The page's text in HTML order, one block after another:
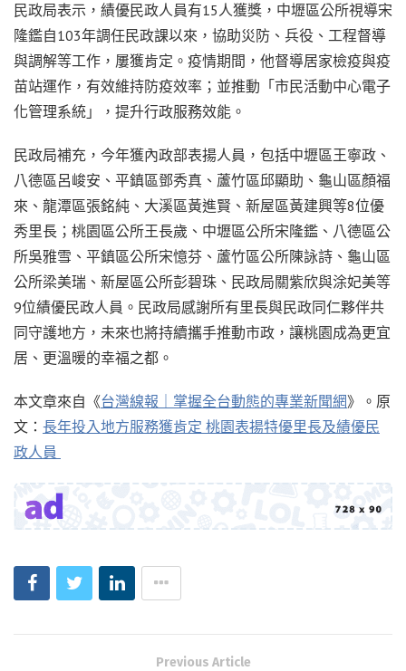
民政局表示，績優民政人員有15人獲獎，中壢區公所視導宋
隆鑑自103年調任民政課以來，協助災防、兵役、工程督導
與調解等工作，屢獲肯定。疫情期間，他督導居家檢疫與疫
苗站運作，有效維持防疫效率；並推動「市民活動中心電子
化管理系統」，提升行政服務效能。
民政局補充，今年獲內政部表揚人員，包括中壢區王寧政、
八德區呂峻安、平鎮區鄧秀真、蘆竹區邱顯助、龜山區顏福
來、龍潭區張銘純、大溪區黃進賢、新屋區黃建興等8位優
秀里長；桃園區公所王長歲、中壢區公所宋隆鑑、八德區公
所吳雅雪、平鎮區公所宋憶芬、蘆竹區公所陳詠詩、龜山區
公所梁美瑞、新屋區公所彭碧珠、民政局關紫欣與涂妃美等
9位績優民政人員。民政局感謝所有里長與民政同仁夥伴共
同守護地方，未來也將持續攜手推動市政，讓桃園成為更宜
居、更溫暖的幸福之都。
本文章來自《台灣線報｜掌握全台動態的專業新聞網》。原
文： 長年投入地方服務獲肯定 桃園表揚特優里長及績優民
政人員
Previous Article